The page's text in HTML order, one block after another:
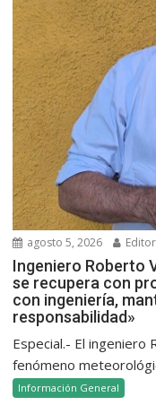
agosto 5, 2026 Editor
Ingeniero Roberto
se recupera con
con ingeniería,
responsabilidad»
Especial.- El
fenómeno
Información General